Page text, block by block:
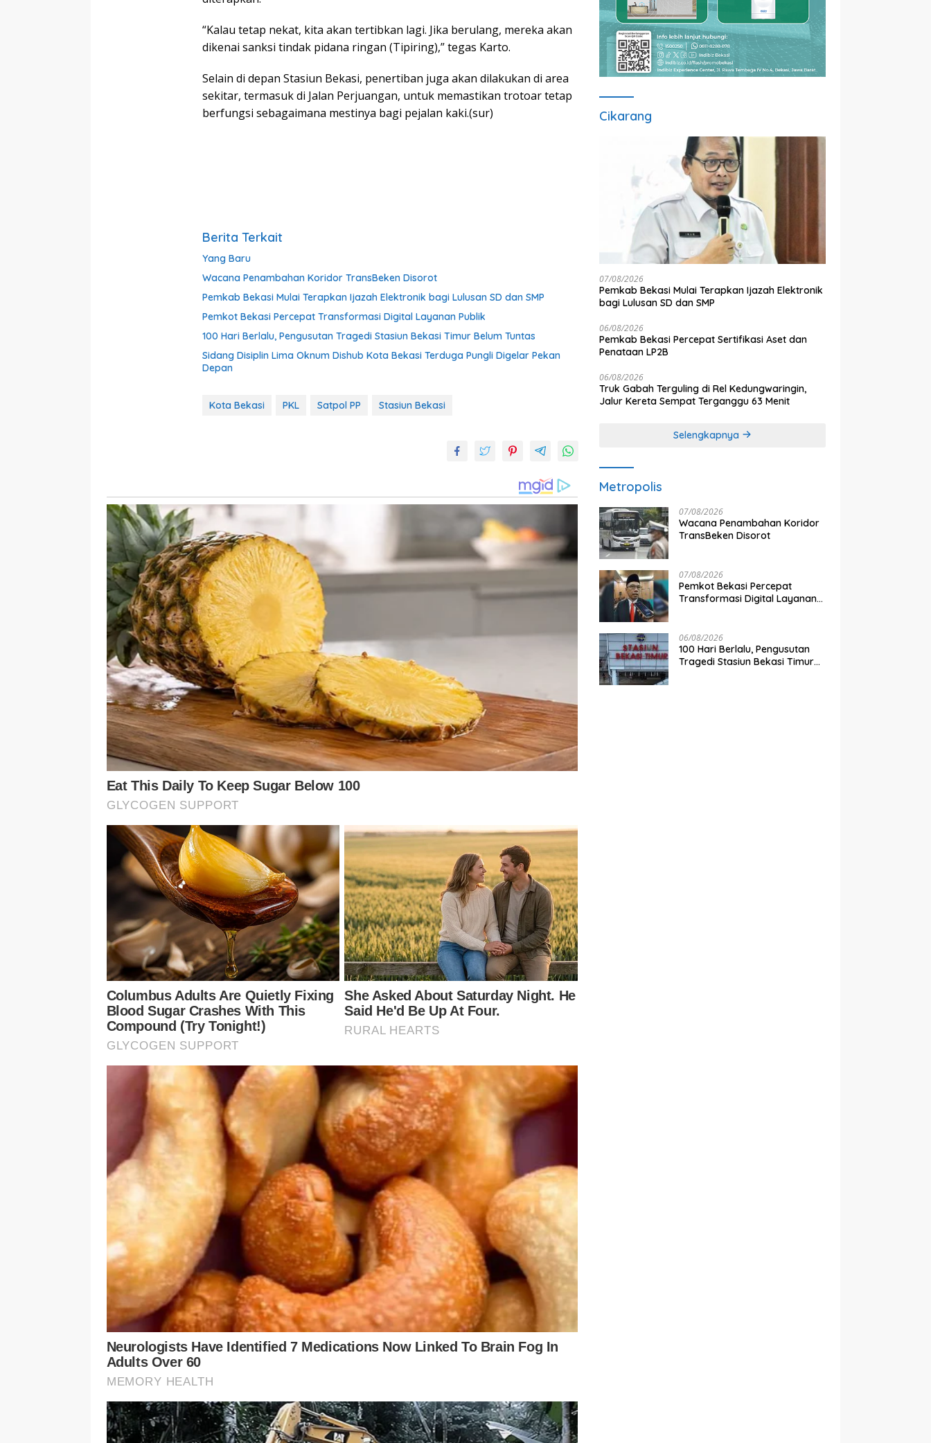
“Kalau tetap nekat, kita akan tertibkan lagi. Jika berulang, mereka akan
dikenai sanksi tindak pidana ringan (Tipiring),” tegas Karto.
Selain di depan Stasiun Bekasi, penertiban juga akan dilakukan di area
sekitar, termasuk di Jalan Perjuangan, untuk memastikan trotoar tetap
berfungsi sebagaimana mestinya bagi pejalan kaki.(sur)
Berita Terkait
Yang Baru
Wacana Penambahan Koridor TransBeken Disorot
Pemkab Bekasi Mulai Terapkan Ijazah Elektronik bagi Lulusan SD dan SMP
Pemkot Bekasi Percepat Transformasi Digital Layanan Publik
100 Hari Berlalu, Pengusutan Tragedi Stasiun Bekasi Timur Belum Tuntas
Sidang Disiplin Lima Oknum Dishub Kota Bekasi Terduga Pungli Digelar Pekan
Depan
Kota Bekasi PKL Satpol PP Stasiun Bekasi
Cikarang
07/08/2026
Pemkab Bekasi Mulai Terapkan Ijazah Elektronik
bagi Lulusan SD dan SMP
06/08/2026
Pemkab Bekasi Percepat Sertifikasi Aset dan
Penataan LP2B
06/08/2026
Truk Gabah Terguling di Rel Kedungwaringin,
Jalur Kereta Sempat Terganggu 63 Menit
Selengkapnya
Metropolis
07/08/2026
Wacana Penambahan Koridor
TransBeken Disorot
07/08/2026
Pemkot Bekasi Percepat
Transformasi Digital Layanan
06/08/2026
100 Hari Berlalu, Pengusutan
Tragedi Stasiun Bekasi Timur